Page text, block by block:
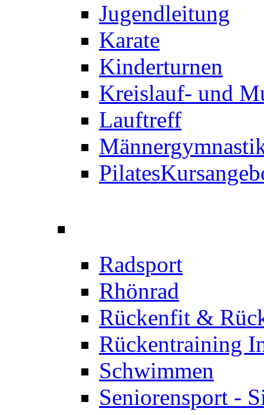
Jugendleitung
Karate
Kinderturnen
Kreislauf- und
Lauftreff
Pilates
Radsport
Rhönrad
Rückenfit &
Rückentraining
Schwimmen
Seniorensport -